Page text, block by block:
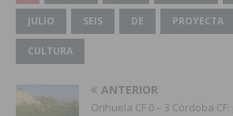
JULIO SEIS DE PROYECTA
CULTURA
ANTERIOR
Orihuela CF 0 – 3 Córdoba